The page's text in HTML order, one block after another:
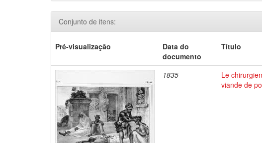
Conjunto de itens:
Pré-visualização
Data do
documento
Título
1835
Le
viande de